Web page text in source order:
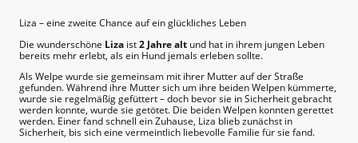
Liza – eine zweite Chance auf ein glückliches Leben
Die wunderschöne Liza ist2 Jahre alt und hat in ihrem jungen Leben
bereits mehr erlebt, als ein Hund jemals erleben sollte.
Als Welpe wurde sie gemeinsam mit ihrer Mutter auf der Straße
gefunden. Während ihre Mutter sich um ihre beiden Welpen kümmerte,
wurde sie regelmäßig gefüttert – doch bevor sie in Sicherheit gebracht
werden konnte, wurde sie getötet. Die beiden Welpen konnten gerettet
werden. Einer fand schnell ein Zuhause, Liza blieb zunächst in
Sicherheit, bis sich eine vermeintlich liebevolle Familie für sie fand.